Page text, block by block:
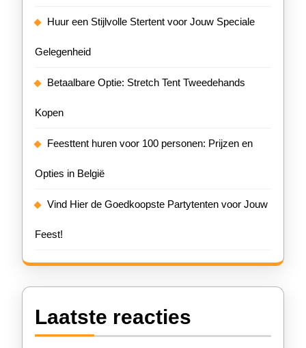
Huur een Stijlvolle Stertent voor Jouw Speciale
Gelegenheid
Betaalbare Optie: Stretch Tent Tweedehands
Kopen
Feesttent huren voor 100 personen: Prijzen en
Opties in België
Vind Hier de Goedkoopste Partytenten voor Jouw
Feest!
Laatste reacties